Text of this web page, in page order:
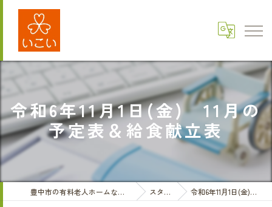
令和6年11月1日(金) 11月の
予定表＆給食献立表
豊中市の有料老人ホームなら医療法人三和会 有料老人ホームいこい スタッフブログ 令和6年11月1日(金) 11月の予定表＆給食献立表